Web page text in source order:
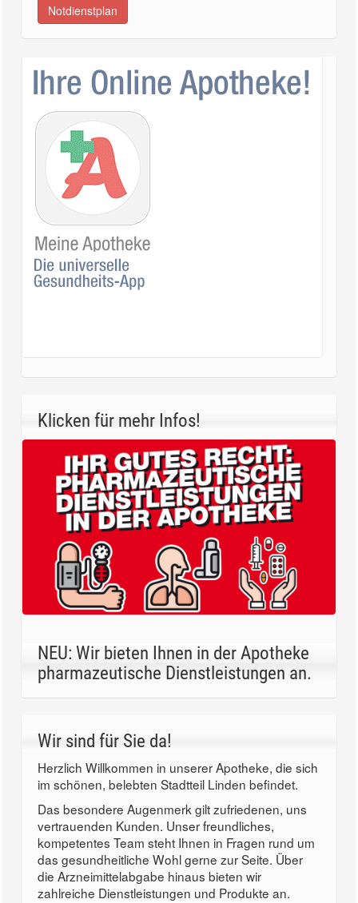
Notdienstplan
Klicken für mehr Infos!
NEU: Wir bieten Ihnen in der Apotheke
pharmazeutische Dienstleistungen an.
Wir sind für Sie da!
Herzlich Willkommen in unserer Apotheke, die sich
im schönen, belebten Stadtteil Linden befindet.
Das besondere Augenmerk gilt zufriedenen, uns
vertrauenden Kunden. Unser freundliches,
kompetentes Team steht Ihnen in Fragen rund um
das gesundheitliche Wohl gerne zur Seite. Über
die Arzneimittelabgabe hinaus bieten wir
zahlreiche Dienstleistungen und Produkte an.